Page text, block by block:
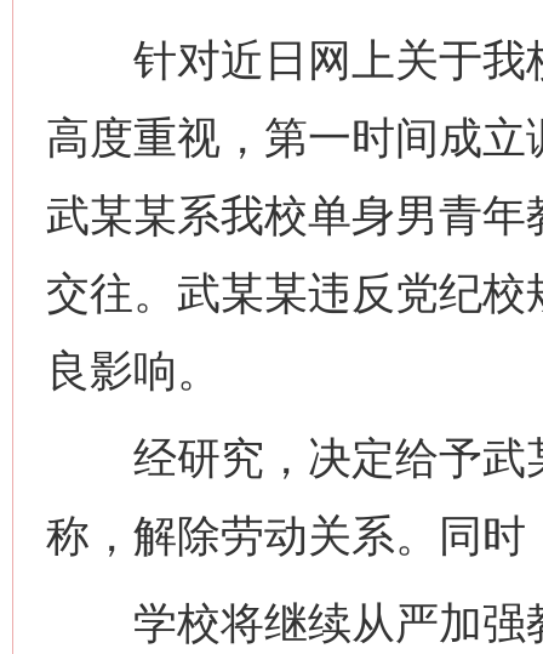
针对近日网上关于我
高度重视，第一时间成
武某某系我校单身男青
交往。武某某违反党纪
良影响。
经研究，决定给予武
称，解除劳动关系。同
学校将继续从严加强